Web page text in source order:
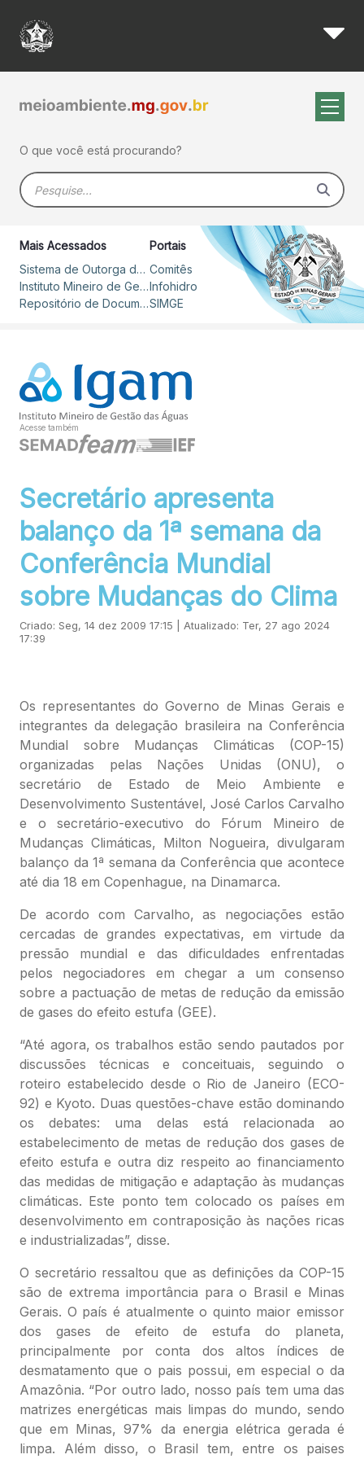
Pular para o Conteúdo principal
Secretário apresenta
O que você está procurando?
Barra de busca
Mais Acessados
Sistema de Outorga de Direito de Uso de Recursos Hídricos – SOUT
Instituto Mineiro de Gestão das Águas
Repositório de Documentos
Portais
Comitês
Infohidro
SIMGE
Acesse também
Secretário apresenta
balanço da 1ª semana da
Conferência Mundial
sobre Mudanças do Clima
Criado: Seg, 14 dez 2009 17:15 | Atualizado: Ter, 27 ago 2024
17:39
Os representantes do Governo de Minas Gerais e
integrantes da delegação brasileira na Conferência
Mundial sobre Mudanças Climáticas (COP-15)
organizadas pelas Nações Unidas (ONU), o
secretário de Estado de Meio Ambiente e
Desenvolvimento Sustentável, José Carlos Carvalho
e o secretário-executivo do Fórum Mineiro de
Mudanças Climáticas, Milton Nogueira, divulgaram
balanço da 1ª semana da Conferência que acontece
até dia 18 em Copenhague, na Dinamarca.
De acordo com Carvalho, as negociações estão
cercadas de grandes expectativas, em virtude da
pressão mundial e das dificuldades enfrentadas
pelos negociadores em chegar a um consenso
sobre a pactuação de metas de redução da emissão
de gases do efeito estufa (GEE).
“Até agora, os trabalhos estão sendo pautados por
discussões técnicas e conceituais, seguindo o
roteiro estabelecido desde o Rio de Janeiro (ECO-
92) e Kyoto. Duas questões-chave estão dominando
os debates: uma delas está relacionada ao
estabelecimento de metas de redução dos gases de
efeito estufa e outra diz respeito ao financiamento
das medidas de mitigação e adaptação às mudanças
climáticas. Este ponto tem colocado os países em
desenvolvimento em contraposição às nações ricas
e industrializadas”, disse.
O secretário ressaltou que as definições da COP-15
são de extrema importância para o Brasil e Minas
Gerais. O país é atualmente o quinto maior emissor
dos gases de efeito de estufa do planeta,
principalmente por conta dos altos índices de
desmatamento que o pais possui, em especial o da
Amazônia. “Por outro lado, nosso país tem uma das
matrizes energéticas mais limpas do mundo, sendo
que em Minas, 97% da energia elétrica gerada é
limpa. Além disso, o Brasil tem, entre os paises